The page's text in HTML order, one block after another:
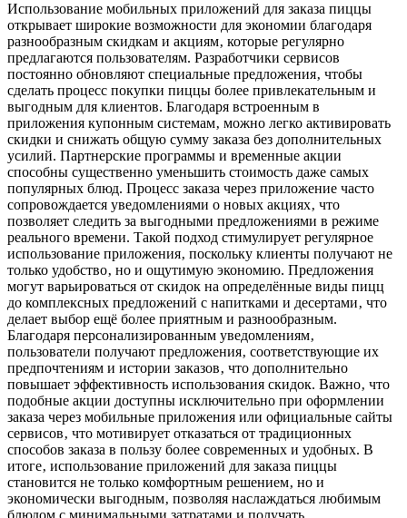
Использование мобильных приложений для заказа пиццы
открывает широкие возможности для экономии благодаря
разнообразным скидкам и акциям‚ которые регулярно
предлагаются пользователям. Разработчики сервисов
постоянно обновляют специальные предложения‚ чтобы
сделать процесс покупки пиццы более привлекательным и
выгодным для клиентов. Благодаря встроенным в
приложения купонным системам‚ можно легко активировать
скидки и снижать общую сумму заказа без дополнительных
усилий. Партнерские программы и временные акции
способны существенно уменьшить стоимость даже самых
популярных блюд. Процесс заказа через приложение часто
сопровождается уведомлениями о новых акциях‚ что
позволяет следить за выгодными предложениями в режиме
реального времени. Такой подход стимулирует регулярное
использование приложения‚ поскольку клиенты получают не
только удобство‚ но и ощутимую экономию. Предложения
могут варьироваться от скидок на определённые виды пицц
до комплексных предложений с напитками и десертами‚ что
делает выбор ещё более приятным и разнообразным.
Благодаря персонализированным уведомлениям‚
пользователи получают предложения‚ соответствующие их
предпочтениям и истории заказов‚ что дополнительно
повышает эффективность использования скидок. Важно‚ что
подобные акции доступны исключительно при оформлении
заказа через мобильные приложения или официальные сайты
сервисов‚ что мотивирует отказаться от традиционных
способов заказа в пользу более современных и удобных. В
итоге‚ использование приложений для заказа пиццы
становится не только комфортным решением‚ но и
экономически выгодным‚ позволяя наслаждаться любимым